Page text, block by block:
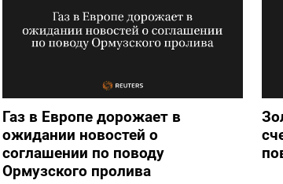
Газ в Европе дорожает в
ожидании новостей о
соглашении по поводу
Ормузского пролива